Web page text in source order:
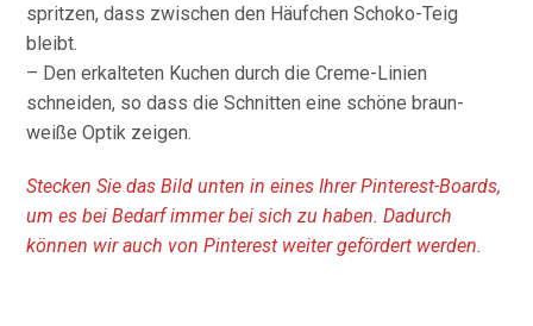
spritzen, dass zwischen den Häufchen Schoko-Teig
bleibt.
– Den erkalteten Kuchen durch die Creme-Linien
schneiden, so dass die Schnitten eine schöne braun-
weiße Optik zeigen.
Stecken Sie das Bild unten in eines Ihrer Pinterest-Boards,
um es bei Bedarf immer bei sich zu haben. Dadurch
können wir auch von Pinterest weiter gefördert werden.